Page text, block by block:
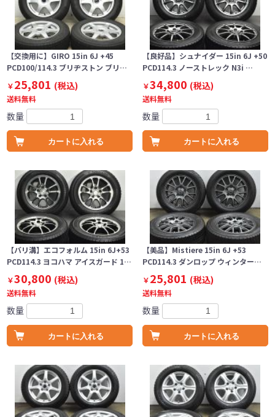
【交換用に】GIRO 15in 6J +45
PCD100/114.3 ブリヂストン ブリ…
￥25,801 (税込)
送料無料
数量
カートに入れる
【良好品】シュナイダー 15in 6J +50
PCD114.3 ノーストレック N3i …
￥34,800 (税込)
送料無料
数量
カートに入れる
【バリ溝】エコフォルム 15in 6J+53
PCD114.3 ヨコハマ アイスガード 1…
￥30,800 (税込)
送料無料
数量
カートに入れる
【美品】Mistiere 15in 6J +53
PCD114.3 ダンロップ ウィンター…
￥25,801 (税込)
送料無料
数量
カートに入れる